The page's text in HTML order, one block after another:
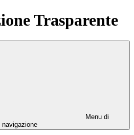
Trasparente
Menu di
navigazione